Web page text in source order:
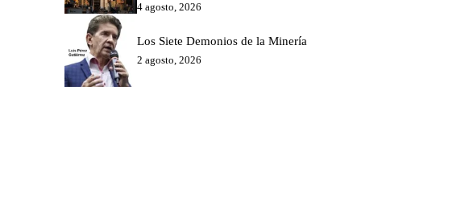
4 agosto, 2026
Los Siete Demonios de la Minería
2 agosto, 2026